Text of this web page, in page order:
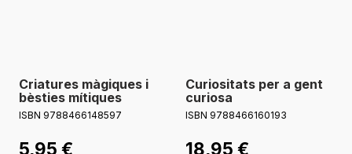
Criatures màgiques i
bèsties mítiques
ISBN 9788466148597
5,95 €
Curiositats per a gent
curiosa
ISBN 9788466160193
18,95 €